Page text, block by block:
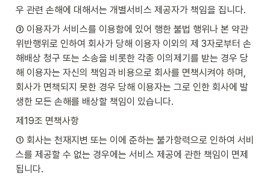
우 관련 손해에 대해서는 개별서비스 제공자가 책임을 집니다.
③ 이용자가 서비스를 이용함에 있어 행한 불법 행위나 본 약관
위반행위로 인하여 회사가 당해 이용자 이외의 제 3자로부터 손
해배상 청구 또는 소송을 비롯한 각종 이의제기를 받는 경우 당
해 이용자는 자신의 책임과 비용으로 회사를 면책시켜야 하며,
회사가 면책되지 못한 경우 당해 이용자는 그로 인한 회사에 발
생한 모든 손해를 배상할 책임이 있습니다.
제19조 면책사항
① 회사는 천재지변 또는 이에 준하는 불가항력으로 인하여 서비
스를 제공할 수 없는 경우에는 서비스 제공에 관한 책임이 면제
됩니다.